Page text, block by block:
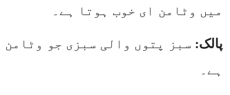
میں وٹامن ای خوب ہوتا ہے۔
پالک: سبز پتوں والی سبزی جو
ہے۔